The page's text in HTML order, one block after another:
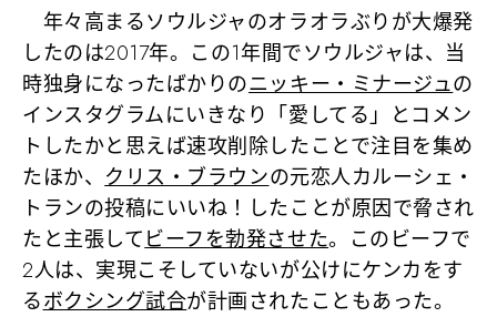
年々高まるソウルジャのオラオラぶりが大爆発
したのは2017年。この1年間でソウルジャは、当
時独身になったばかりのニッキー・ミナージュの
インスタグラムにいきなり「愛してる」とコメン
トしたかと思えば速攻削除したことで注目を集め
たほか、 クリス・ブラウンの元恋人カルーシェ・
トランの投稿にいいね！したことが原因で脅され
たと主張してビーフを勃発させた。このビーフで
2人は、実現こそしていないが公けにケンカをす
るボクシング試合が計画されたこともあった。